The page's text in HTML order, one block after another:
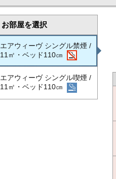
お部屋を選択
エアウィーヴ シングル禁煙 /
11㎡・ベッド110㎝
エアウィーヴ シングル喫煙 /
11㎡・ベッド110㎝